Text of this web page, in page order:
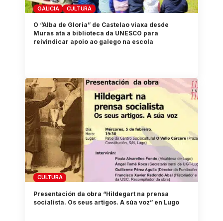
GALICIA CULTURA
O “Alba de Gloria” de Castelao viaxa desde
Muras ata a biblioteca da UNESCO para
reivindicar apoio ao galego na escola
CULTURA
Presentación da obra “Hildegart na prensa
socialista. Os seus artigos. A súa voz” en Lugo